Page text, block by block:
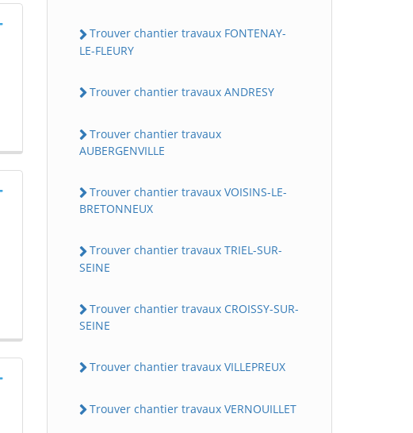
Trouver chantier travaux FONTENAY-
LE-FLEURY
Trouver chantier travaux ANDRESY
Trouver chantier travaux
AUBERGENVILLE
Trouver chantier travaux VOISINS-LE-
BRETONNEUX
Trouver chantier travaux TRIEL-SUR-
SEINE
Trouver chantier travaux CROISSY-SUR-
SEINE
Trouver chantier travaux VILLEPREUX
Trouver chantier travaux VERNOUILLET